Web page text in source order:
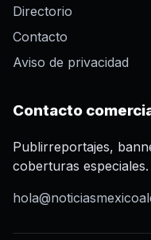
Directorio
Contacto
Aviso de privacidad
Contacto
Publirreportajes,
coberturas especiales.